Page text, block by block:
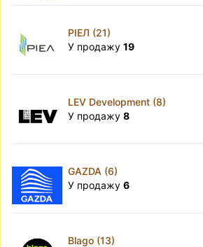
РІЕЛ (21)
У продажу 19
LEV Development (8)
У продажу 8
GAZDA (6)
У продажу 6
Blago (13)